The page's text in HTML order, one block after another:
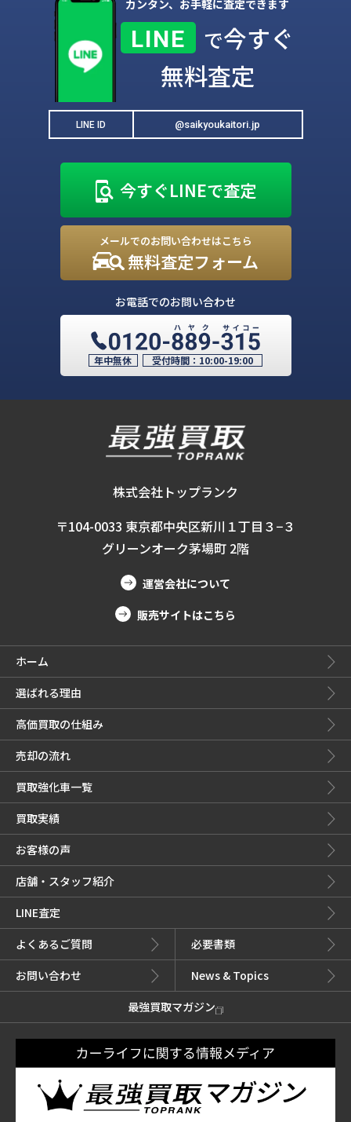
カンタン、お手軽に査定できます
LINE で今すぐ
無料査定
LINE ID @saikyoukaitori.jp
今すぐLINEで査定
メールでのお問い合わせはこちら
無料査定フォーム
お電話でのお問い合わせ
年中無休 受付時間： 10:00-19:00
株式会社トップランク
〒104-0033 東京都中央区新川１丁目３−３
グリーンオーク茅場町 2階
運営会社について
販売サイトはこちら
ホーム
選ばれる理由
高価買取の仕組み
売却の流れ
買取強化車一覧
買取実績
お客様の声
店舗・スタッフ紹介
LINE査定
よくあるご質問
必要書類
お問い合わせ
News & Topics
最強買取マガジン